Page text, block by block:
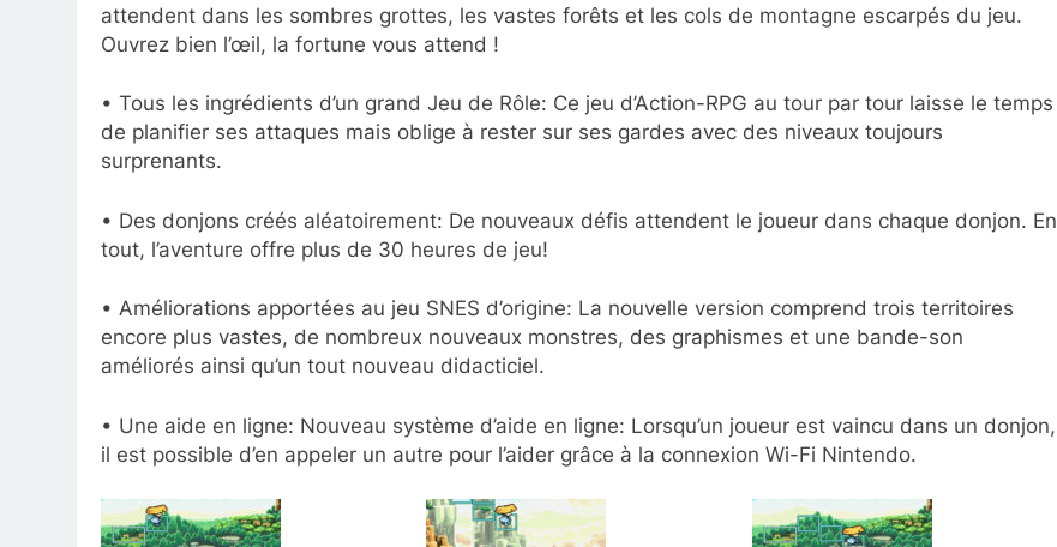
attendent dans les sombres grottes, les vastes forêts et les cols de montagne escarpés du jeu.
Ouvrez bien l’œil, la fortune vous attend !
• Tous les ingrédients d’un grand Jeu de Rôle: Ce jeu d’Action-RPG au tour par tour laisse le temps
de planifier ses attaques mais oblige à rester sur ses gardes avec des niveaux toujours
surprenants.
• Des donjons créés aléatoirement: De nouveaux défis attendent le joueur dans chaque donjon. En
tout, l’aventure offre plus de 30 heures de jeu!
• Améliorations apportées au jeu SNES d’origine: La nouvelle version comprend trois territoires
encore plus vastes, de nombreux nouveaux monstres, des graphismes et une bande-son
améliorés ainsi qu’un tout nouveau didacticiel.
• Une aide en ligne: Nouveau système d’aide en ligne: Lorsqu’un joueur est vaincu dans un donjon,
il est possible d’en appeler un autre pour l’aider grâce à la connexion Wi-Fi Nintendo.